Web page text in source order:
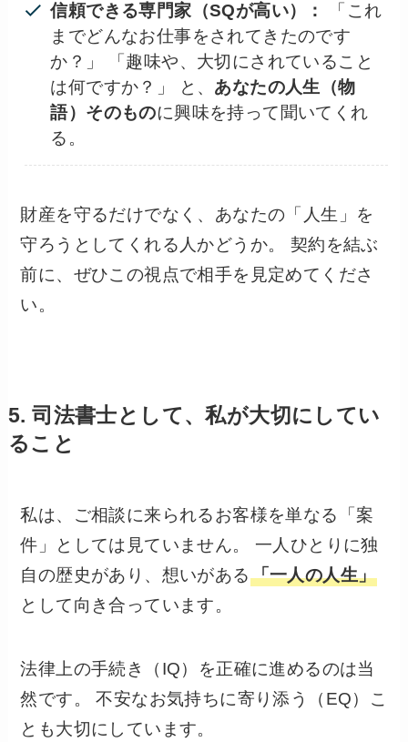
信頼できる専門家（SQが高い）：
「これ
までどんなお仕事をされてきたのです
か？」 「趣味や、大切にされていること
は何ですか？」 と、 あなたの人生（物
語）そのものに興味を持って聞いてくれ
る。
財産を守るだけでなく、あなたの「人生」を
守ろうとしてくれる人かどうか。 契約を結ぶ
前に、ぜひこの視点で相手を見定めてくださ
い。
5. 司法書士として、私が大切にしてい
ること
私は、ご相談に来られるお客様を単なる「案
件」としては見ていません。 一人ひとりに独
自の歴史があり、想いがある 「一人の人生」
として向き合っています。
法律上の手続き（IQ）を正確に進めるのは当
然です。 不安なお気持ちに寄り添う（EQ）こ
とも大切にしています。